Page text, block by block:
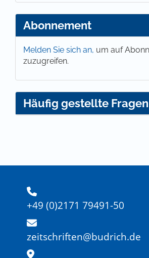
Abonnement
Melden Sie sich an, um auf
zuzugreifen.
Häufig gestellte Fragen
+49 (0)2171 79491-50
zeitschriften@budrich.de